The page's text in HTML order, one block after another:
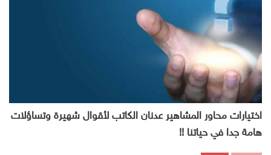
اختيارات محاور المشاهير عدنان الكاتب لأقوال شهيرة وتساؤلات
هامة جدا في حياتنا !!